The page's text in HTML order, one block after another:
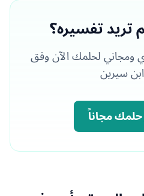
تريد تفسيره؟
ومجاني لحلمك الآن وفق
سيرين
مجاناً